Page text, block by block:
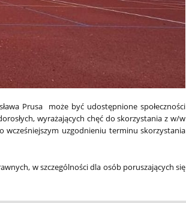
Prusa może być udostępnione społeczności
wyrażających chęć do skorzystania z w/w
wcześniejszym uzgodnieniu terminu skorzystania
w szczególności dla osób poruszających się